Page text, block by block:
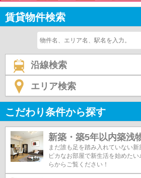
賃貸物件検索
沿線検索
エリア検索
こだわり条件から探す
新築・築5年以内築浅
まだ誰も足を踏み入れていない
ピカなお部屋で新生活を始めた
らからご覧ください！